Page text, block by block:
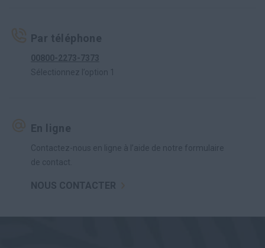
Par téléphone
00800-2273-7373
Sélectionnez l’option 1
En ligne
Contactez-nous en ligne à l’aide de notre formulaire
de contact.
NOUS CONTACTER